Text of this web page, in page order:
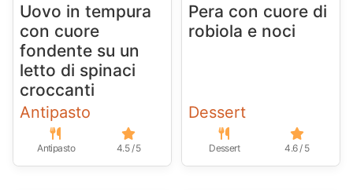
Uovo in tempura
con cuore
fondente su un
letto di spinaci
croccanti
Antipasto
Antipasto 4.5 / 5
Pera con cuore di
robiola e noci
Dessert
Dessert 4.6 / 5